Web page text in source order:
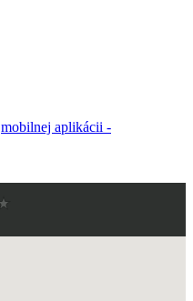
mobilnej aplikácii -